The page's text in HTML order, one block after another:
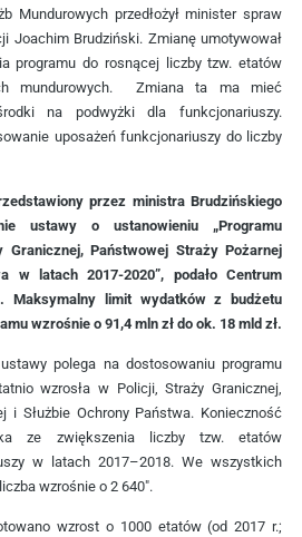
Mundurowych przedłożył minister spraw
Joachim Brudziński. Zmianę umotywował
programu do rosnącej liczby tzw. etatów
mundurowych. Zmiana ta ma mieć
na podwyżki dla funkcjonariuszy.
uposażeń funkcjonariuszy do liczby
przez ministra Brudzińskiego
ustawy o ustanowieniu „Programu
Granicznej, Państwowej Straży Pożarnej
w latach 2017-2020”, podało Centrum
Maksymalny limit wydatków z budżetu
wzrośnie o 91,4 mln zł do ok. 18 mld zł.
polega na dostosowaniu programu
wzrosła w Policji, Straży Granicznej,
i Służbie Ochrony Państwa. Konieczność
ze zwiększenia liczby tzw. etatów
w latach 2017–2018. We wszystkich
wzrośnie o 2 640″.
wzrost o 1000 etatów (od 2017 r.;